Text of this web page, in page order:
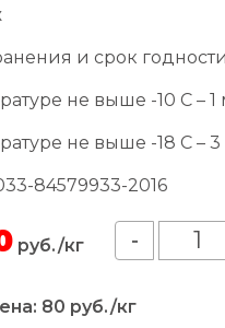
и срок
не выше -10 С – 1
не выше -18 С – 3
84579933-2016
руб./кг -
80 руб./кг